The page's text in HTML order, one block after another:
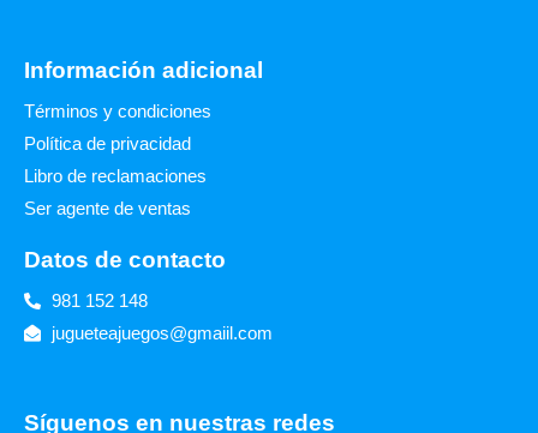
Información adicional
Términos y condiciones
Política de privacidad
Libro de reclamaciones
Ser agente de ventas
Datos de contacto
981 152 148
jugueteajuegos@gmaiil.com
Síguenos en nuestras redes